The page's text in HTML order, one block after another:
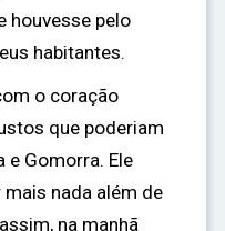
houvesse pelo
habitantes.
o coração
que poderiam
e Gomorra. Ele
nada além de
na manhã